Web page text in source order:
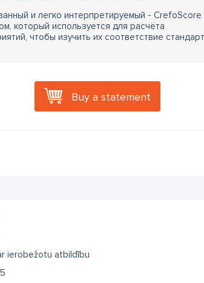
и легко интерпретируемый - CrefoScore
который используется для расчёта
чтобы изучить их соответствие
Buy a statement
ierobežotu atbildību